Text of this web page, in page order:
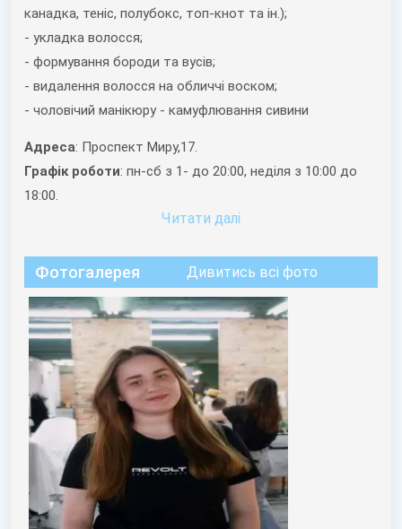
канадка, теніс, полубокс, топ-кнот та ін.);
- укладка волосся;
- формування бороди та вусів;
- видалення волосся на обличчі воском;
- чоловічий манікюру - камуфлювання сивини
Адреса: Проспект Миру,17.
Графік роботи: пн-сб з 1- до 20:00, неділя з 10:00 до
18:00.
Читати далi
Фотогалерея Дивитись всі фото